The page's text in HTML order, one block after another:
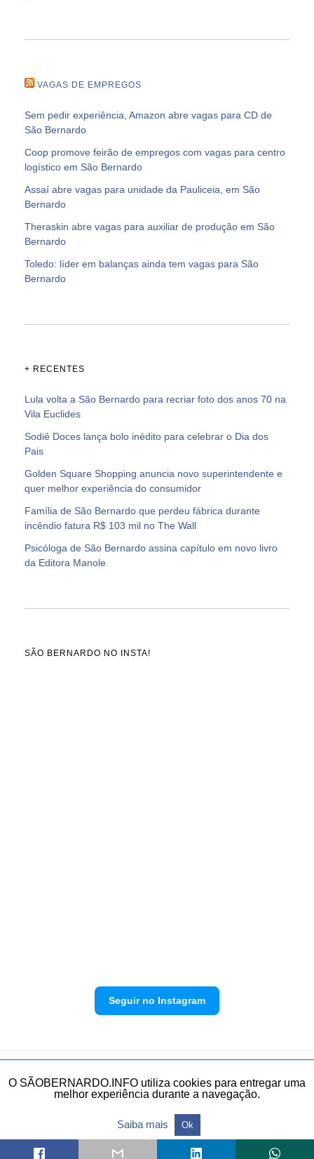
VAGAS DE EMPREGOS
Sem pedir experiência, Amazon abre vagas para CD de
São Bernardo
Coop promove feirão de empregos com vagas para centro
logístico em São Bernardo
Assaí abre vagas para unidade da Pauliceia, em São
Bernardo
Theraskin abre vagas para auxiliar de produção em São
Bernardo
Toledo: líder em balanças ainda tem vagas para São
Bernardo
+ RECENTES
Lula volta a São Bernardo para recriar foto dos anos 70 na
Vila Euclides
Sodiê Doces lança bolo inédito para celebrar o Dia dos
Pais
Golden Square Shopping anuncia novo superintendente e
quer melhor experiência do consumidor
Família de São Bernardo que perdeu fábrica durante
incêndio fatura R$ 103 mil no The Wall
Psicóloga de São Bernardo assina capítulo em novo livro
da Editora Manole
SÃO BERNARDO NO INSTA!
Seguir no Instagram
Política de privacidade Envie sua denúncia
O SÃOBERNARDO.INFO utiliza cookies para entregar uma
melhor experiência durante a navegação.
Saiba mais Ok